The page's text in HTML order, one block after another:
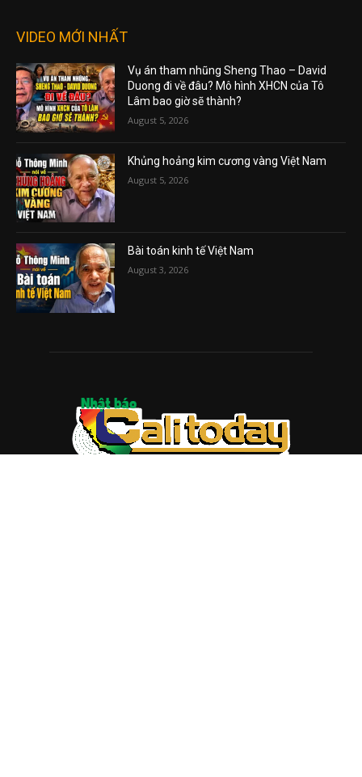
VIDEO MỚI NHẤT
Vụ án tham nhũng Sheng Thao – David
Duong đi về đâu? Mô hình XHCN của Tô
Lâm bao giờ sẽ thành?
August 5, 2026
Khủng hoảng kim cương vàng Việt Nam
August 5, 2026
Bài toán kinh tế Việt Nam
August 3, 2026